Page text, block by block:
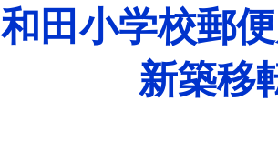
和田小学校郵
新築移